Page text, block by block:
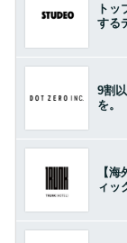
ト
する
9割
を。
【
ィッ